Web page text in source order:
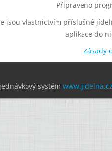
Připraveno
jsou vlastnictvím příslušné
aplikace do
Zásady
systém www.jidelna.cz